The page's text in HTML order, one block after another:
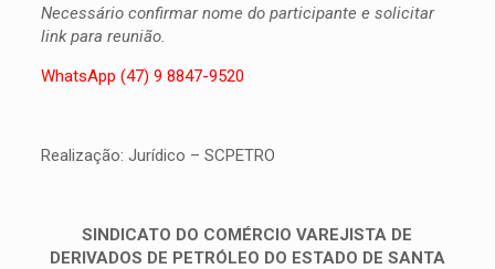
Necessário confirmar nome do participante e solicitar
link para reunião.
WhatsApp (47) 9 8847-9520
Realização: Jurídico – SCPETRO
SINDICATO DO COMÉRCIO VAREJISTA DE
DERIVADOS DE PETRÓLEO DO ESTADO DE SANTA